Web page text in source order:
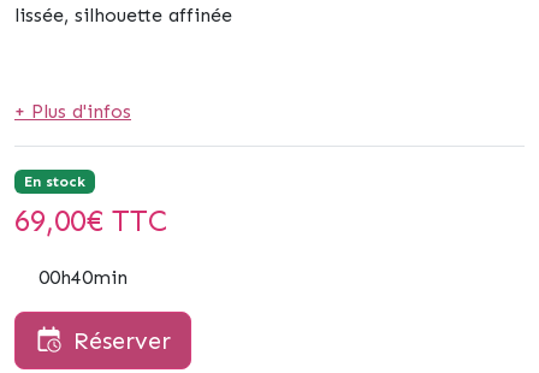
lissée, silhouette affinée
+ Plus d'infos
En stock
69,00€ TTC
00h40min
Réserver